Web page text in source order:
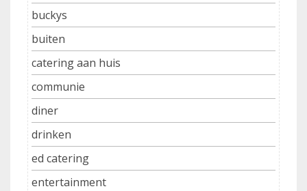
buckys
buiten
catering aan huis
communie
diner
drinken
ed catering
entertainment